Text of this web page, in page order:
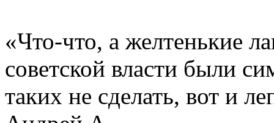
«Что-что, а желтенькие
советской власти были
таких не сделать, вот и